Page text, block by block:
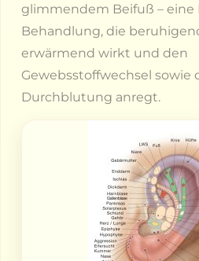
glimmendem Beifuß – eine
Behandlung, die
erwärmend wirkt und den
Gewebsstoffwechsel sowie
Durchblutung anregt.